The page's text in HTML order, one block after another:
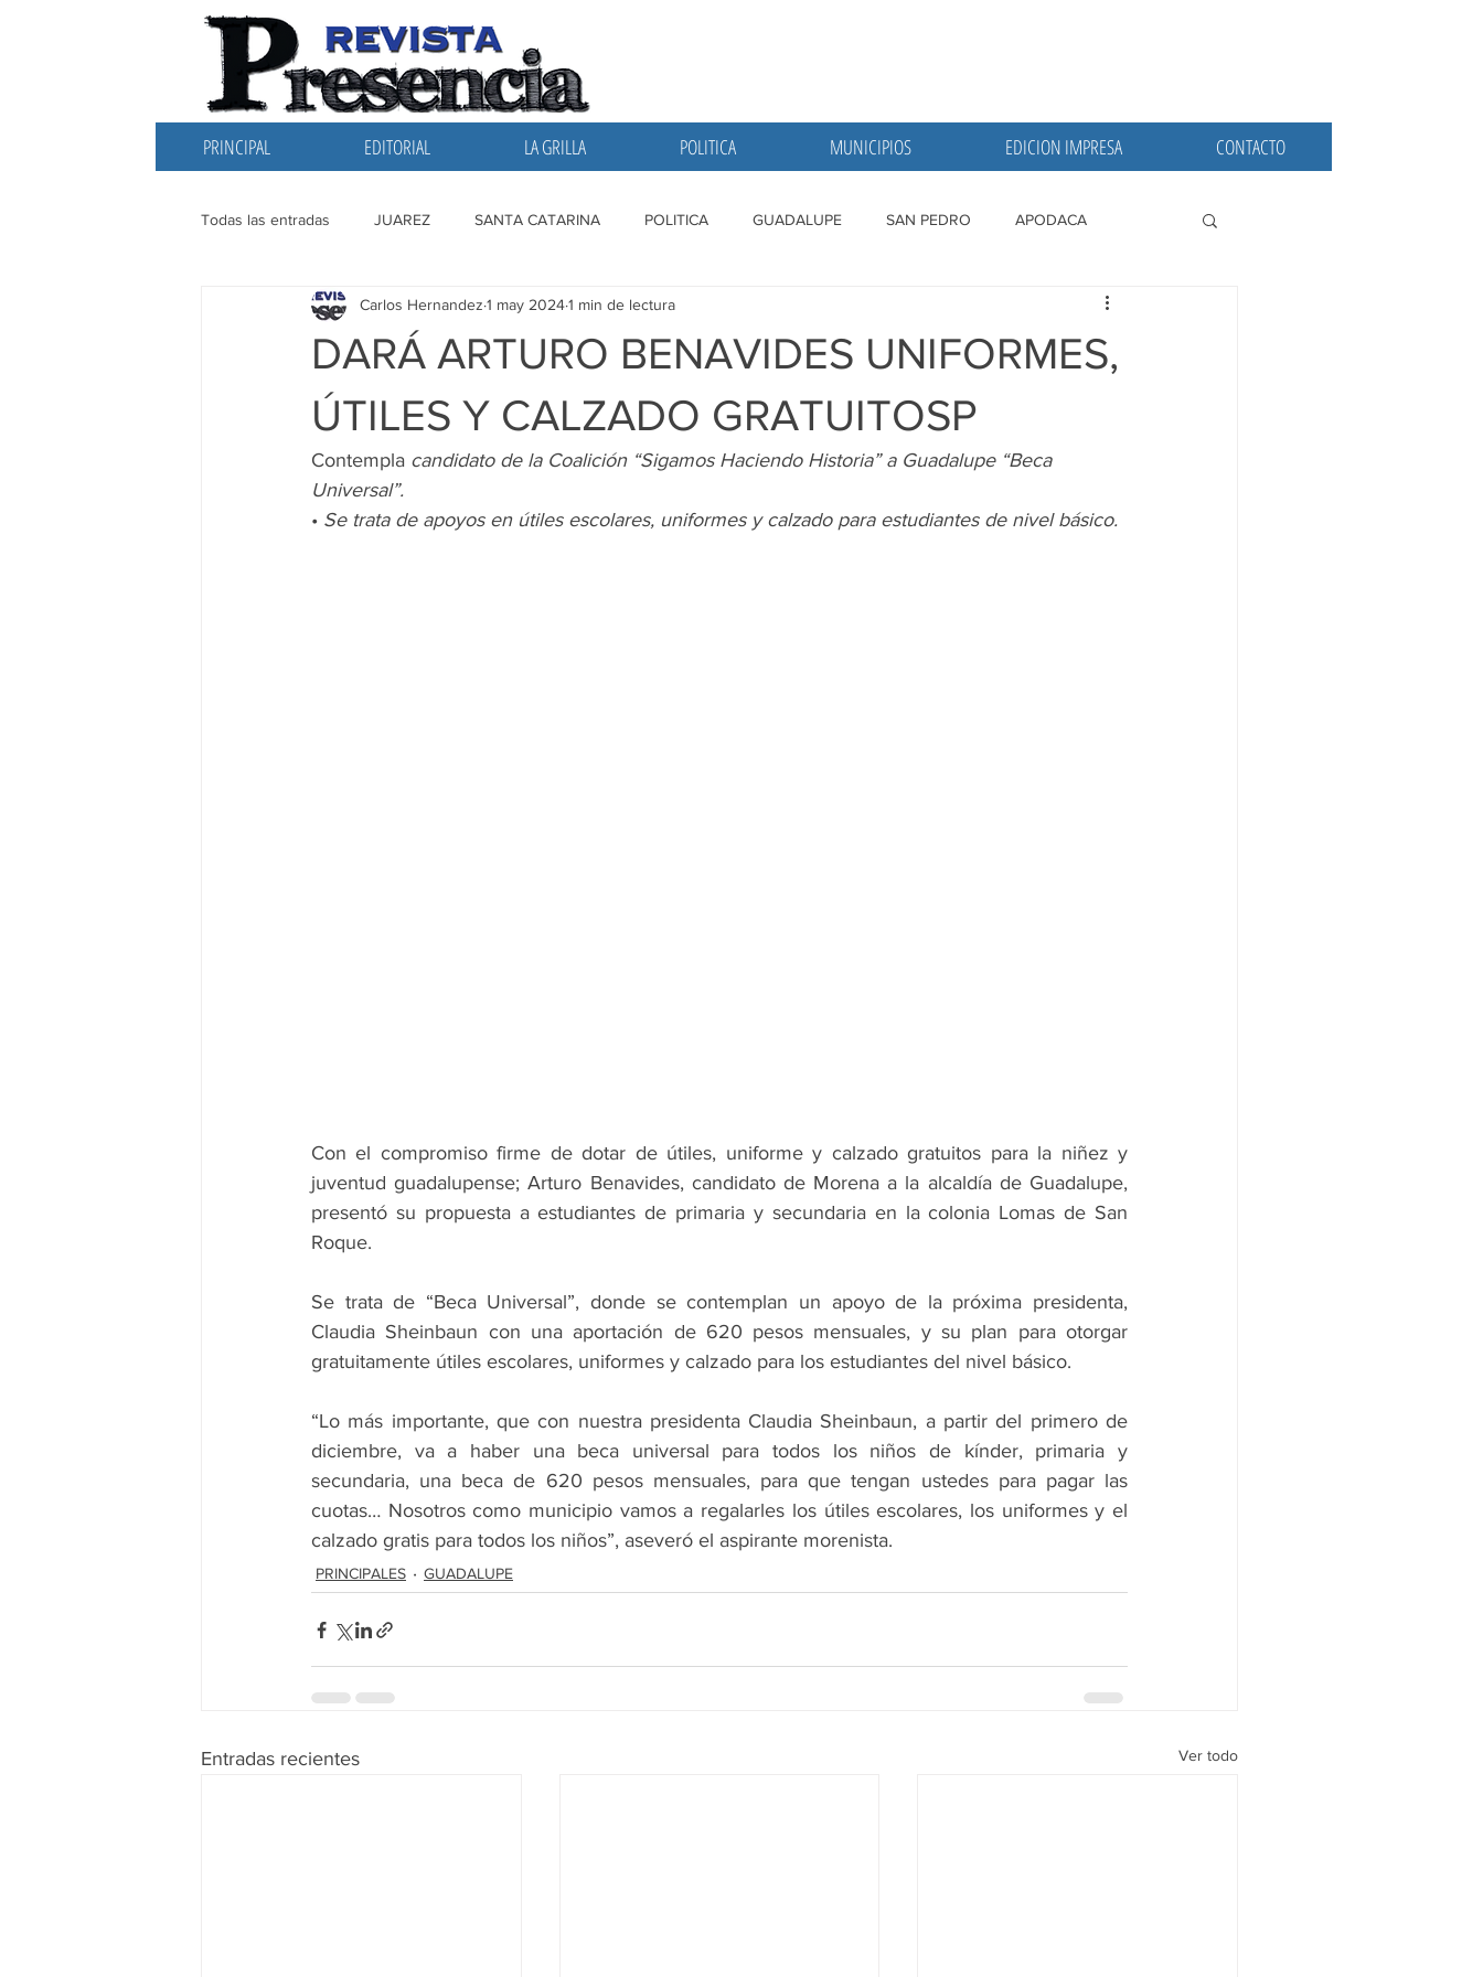
PRINCIPAL EDITORIAL LA GRILLA POLITICA MUNICIPIOS EDICION IMPRESA CONTACTO
Todas las entradas JUAREZ SANTA CATARINA POLITICA GUADALUPE SAN PEDRO APODACA
EDITORIAL SANTIAGO LA GRILLA SAN NICOLAS
DARÁ ARTURO BENAVIDES UNIFORMES,
ÚTILES Y CALZADO GRATUITOSP
Carlos Hernandez 1 may 20241 min de lectura
Contempla candidato de la Coalición “Sigamos Haciendo Historia” a Guadalupe “Beca
Universal”.
• Se trata de apoyos en útiles escolares, uniformes y calzado para estudiantes de nivel básico.
Con el compromiso firme de dotar de útiles, uniforme y calzado gratuitos para la niñez y
juventud guadalupense; Arturo Benavides, candidato de Morena a la alcaldía de Guadalupe,
presentó su propuesta a estudiantes de primaria y secundaria en la colonia Lomas de San
Roque.
Se trata de “Beca Universal”, donde se contemplan un apoyo de la próxima presidenta,
Claudia Sheinbaun con una aportación de 620 pesos mensuales, y su plan para otorgar
gratuitamente útiles escolares, uniformes y calzado para los estudiantes del nivel básico.
“Lo más importante, que con nuestra presidenta Claudia Sheinbaun, a partir del primero de
diciembre, va a haber una beca universal para todos los niños de kínder, primaria y
secundaria, una beca de 620 pesos mensuales, para que tengan ustedes para pagar las
cuotas… Nosotros como municipio vamos a regalarles los útiles escolares, los uniformes y el
calzado gratis para todos los niños”, aseveró el aspirante morenista.
PRINCIPALES GUADALUPE
Entradas recientes Ver todo